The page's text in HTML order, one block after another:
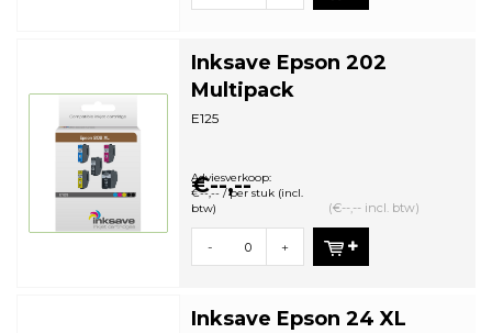
Inksave Epson 202
Multipack
E125
€--,--
Adviesverkoop:
€--,-- / per stuk (incl.
btw)
(€--,-- incl. btw)
- +
Inksave Epson 24 XL